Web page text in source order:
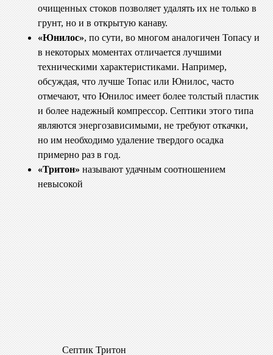
очищенных стоков позволяет удалять их не только в
грунт, но и в открытую канаву.
«Юнилос», по сути, во многом аналогичен Топасу и
в некоторых моментах отличается лучшими
техническими характеристиками. Например,
обсуждая, что лучше Топас или Юнилос, часто
отмечают, что Юнилос имеет более толстый пластик
и более надежный компрессор. Септики этого типа
являются энергозависимыми, не требуют откачки,
но им необходимо удаление твердого осадка
примерно раз в год.
«Тритон» называют удачным соотношением
невысокой
Септик Тритон